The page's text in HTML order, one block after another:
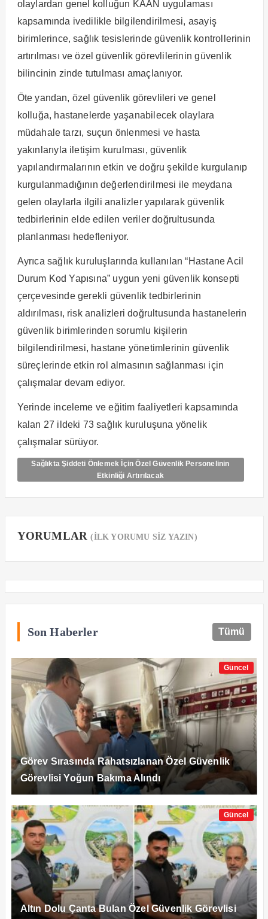
olaylardan genel kolluğun KAAN uygulaması
kapsamında ivedilikle bilgilendirilmesi, asayiş
birimlerince, sağlık tesislerinde güvenlik kontrollerinin
artırılması ve özel güvenlik görevlilerinin güvenlik
bilincinin zinde tutulması amaçlanıyor.
Öte yandan, özel güvenlik görevlileri ve genel
kolluğa, hastanelerde yaşanabilecek olaylara
müdahale tarzı, suçun önlenmesi ve hasta
yakınlarıyla iletişim kurulması, güvenlik
yapılandırmalarının etkin ve doğru şekilde kurgulanıp
kurgulanmadığının değerlendirilmesi ile meydana
gelen olaylarla ilgili analizler yapılarak güvenlik
tedbirlerinin elde edilen veriler doğrultusunda
planlanması hedefleniyor.
Ayrıca sağlık kuruluşlarında kullanılan “Hastane Acil
Durum Kod Yapısına” uygun yeni güvenlik konsepti
çerçevesinde gerekli güvenlik tedbirlerinin
aldırılması, risk analizleri doğrultusunda hastanelerin
güvenlik birimlerinden sorumlu kişilerin
bilgilendirilmesi, hastane yönetimlerinin güvenlik
süreçlerinde etkin rol almasının sağlanması için
çalışmalar devam ediyor.
Yerinde inceleme ve eğitim faaliyetleri kapsamında
kalan 27 ildeki 73 sağlık kuruluşuna yönelik
çalışmalar sürüyor.
Sağlıkta Şiddeti Önlemek İçin Özel Güvenlik Personelinin
Etkinliği Artırılacak
YORUMLAR(İLK YORUMU SİZ YAZIN)
Son Haberler Tümü
Güncel
Görev Sırasında Rahatsızlanan Özel Güvenlik
Görevlisi Yoğun Bakıma Alındı
Güncel
Altın Dolu Çanta Bulan Özel Güvenlik Görevlisi